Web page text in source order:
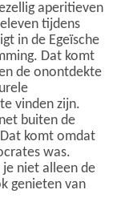
aperitieven
tijdens
in de Egeïsche
Dat komt
de onontdekte
vinden zijn.
buiten de
komt omdat
was.
je niet alleen de
genieten van